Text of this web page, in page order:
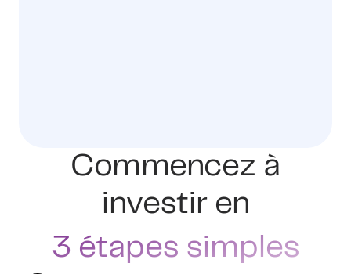
Commencez à
investir en
3 étapes simples